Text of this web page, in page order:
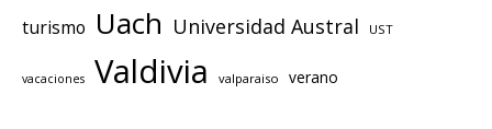
turismo Uach Universidad Austral UST
vacaciones Valdivia valparaiso verano